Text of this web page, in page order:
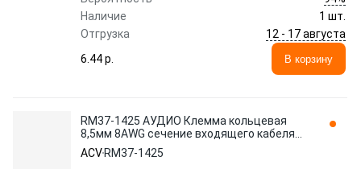
Наличие
1 шт.
Отгрузка
12 - 17 августа
6.44 p.
В корзину
RM37-1425 АУДИО Клемма кольцевая
8,5мм 8AWG сечение входящего кабеля
10мм2 ACV RM37-1425 4 блистер 4
ACV RM37-1425